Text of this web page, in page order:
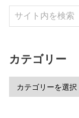
カテゴリー